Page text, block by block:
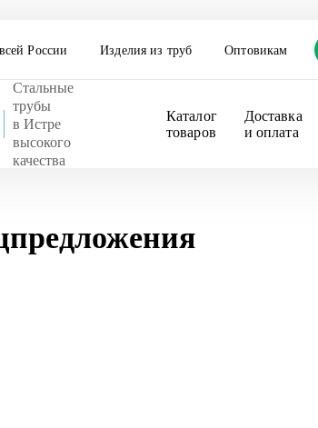
России Изделия из труб Оптовикам
Стальные
трубы
в Истре
высокого
качества
Каталог
товаров
Доставка
и оплата